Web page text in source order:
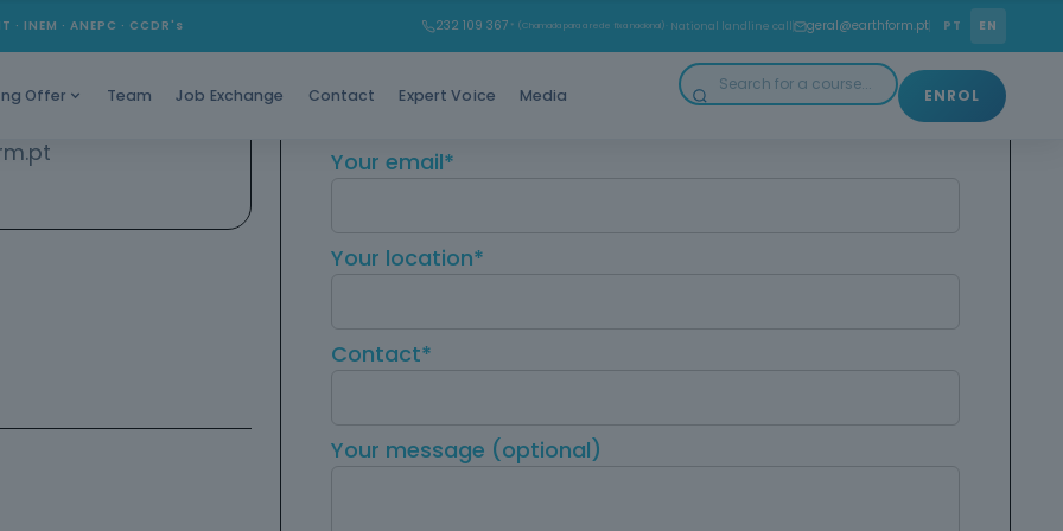
· INEM · ANEPC · CCDR's 232 109 367 * (Chamada para a rede fixa nacional) · National landline call geral@earthform.pt PT EN
Offer Team Job Exchange Contact Expert Voice Media ENROL
Your email*
Your location*
Contact*
Your message (optional)